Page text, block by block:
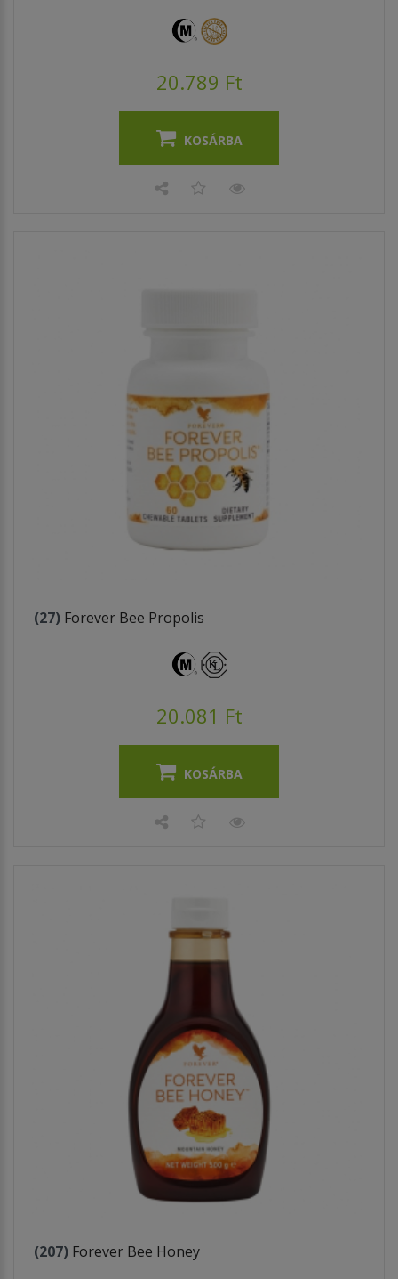
20.789 Ft
KOSÁRBA
(27) Forever Bee Propolis
20.081 Ft
KOSÁRBA
(207) Forever Bee Honey